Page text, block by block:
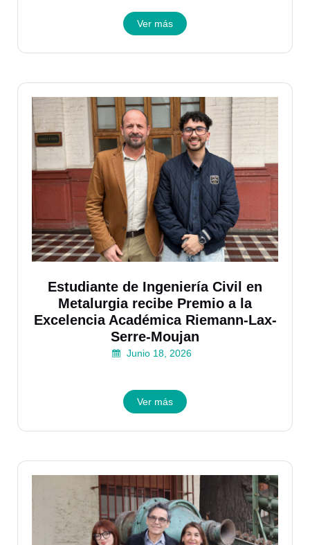
Ver más
Estudiante de Ingeniería Civil en
Metalurgia recibe Premio a la
Excelencia Académica Riemann-Lax-
Serre-Moujan
Junio 18, 2026
Ver más